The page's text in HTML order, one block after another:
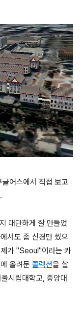
어스에서 직접 보고
대단하게 잘 만들었
서도 좀 신경만 썼으
가 "Seoul"이라는 카
에 올려둔 콜렉션을 살
시립대학교, 중앙대